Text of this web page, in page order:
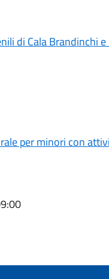
di Cala Brandinchi
per minori con